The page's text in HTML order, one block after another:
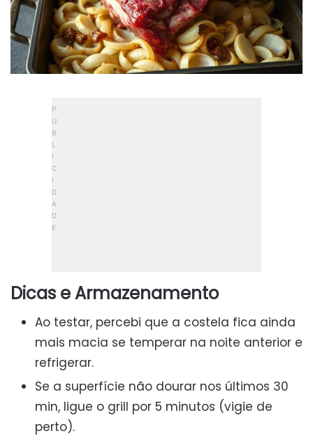
Dicas e Armazenamento
Ao testar, percebi que a costela fica ainda
mais macia se temperar na noite anterior e
refrigerar.
Se a superfície não dourar nos últimos 30
min, ligue o grill por 5 minutos (vigie de
perto).